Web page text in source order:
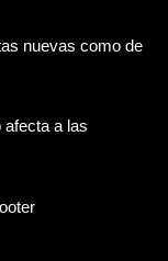
nuevas como de